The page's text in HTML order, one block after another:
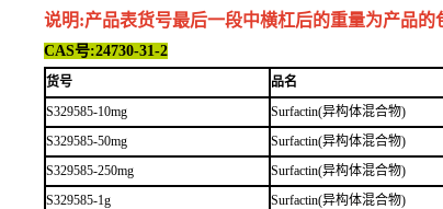
说明:产品表货号最后一段中横杠后的重量为产品的
CAS号:24730-31-2
货号 品名
S329585-10mg
Surfactin(异构体混合物)
S329585-50mg
Surfactin(异构体混合物)
S329585-250mg
Surfactin(异构体混合物)
S329585-1g
Surfactin(异构体混合物)